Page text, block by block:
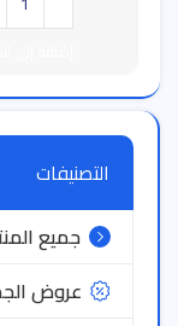
التصنيفات
جميع
عروض